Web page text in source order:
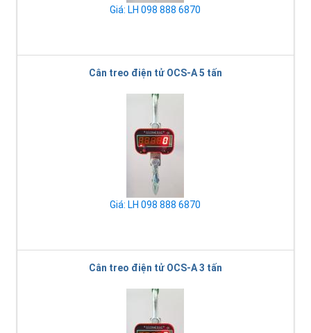
Giá: LH 098 888 6870
Cân treo điện tử OCS-A 5 tấn
Giá: LH 098 888 6870
Cân treo điện tử OCS-A 3 tấn